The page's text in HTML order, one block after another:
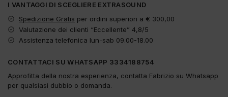
I VANTAGGI DI SCEGLIERE EXTRASOUND
Spedizione Gratis per ordini superiori a € 300,00
Valutazione dei clienti “Eccellente” 4,8/5
Assistenza telefonica lun-sab 09.00-18.00
CONTATTACI SU WHATSAPP 3334188754
Approfitta della nostra esperienza, contatta Fabrizio su Whatsapp
per qualsiasi dubbio o domanda.